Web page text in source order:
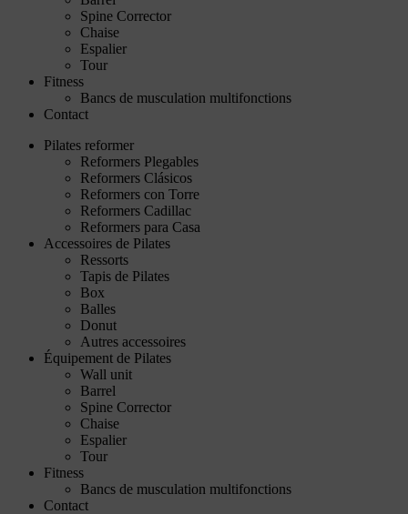
Spine Corrector
Chaise
Espalier
Tour
Fitness
Bancs de musculation multifonctions
Contact
Pilates reformer
Reformers Plegables
Reformers Clásicos
Reformers con Torre
Reformers Cadillac
Reformers para Casa
Accessoires de Pilates
Ressorts
Tapis de Pilates
Box
Balles
Donut
Autres accessoires
Équipement de Pilates
Wall unit
Barrel
Spine Corrector
Chaise
Espalier
Tour
Fitness
Bancs de musculation multifonctions
Contact